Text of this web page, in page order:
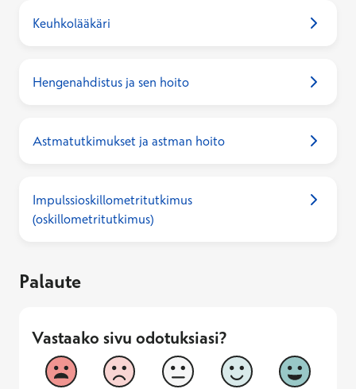
Keuhkolääkäri
Hengenahdistus ja sen hoito
Astmatutkimukset ja astman hoito
Impulssioskillometritutkimus
(oskillometritutkimus)
Palaute
Vastaako sivu odotuksiasi?
Vastaako sivu odotuksiasi?
1
Vastaa huonosti
2 3 4
5
Vastaa